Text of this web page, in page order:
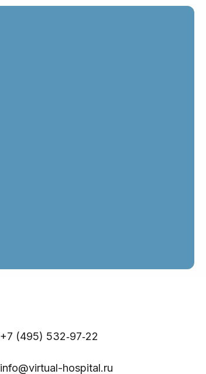
+7 (495) 532‑97‑22
info@virtual-hospital.ru